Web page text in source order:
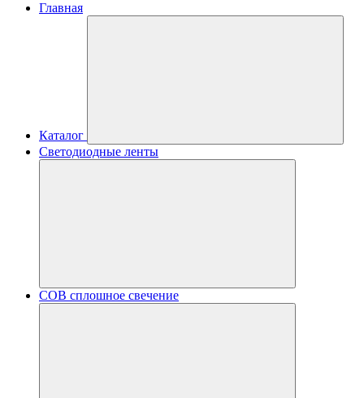
Главная
Каталог
Светодиодные ленты
COB сплошное свечение